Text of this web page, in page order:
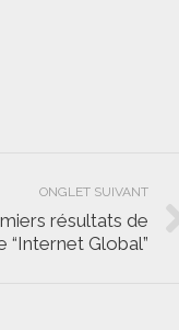
ONGLET SUIVANT
résultats de
“Internet Global”